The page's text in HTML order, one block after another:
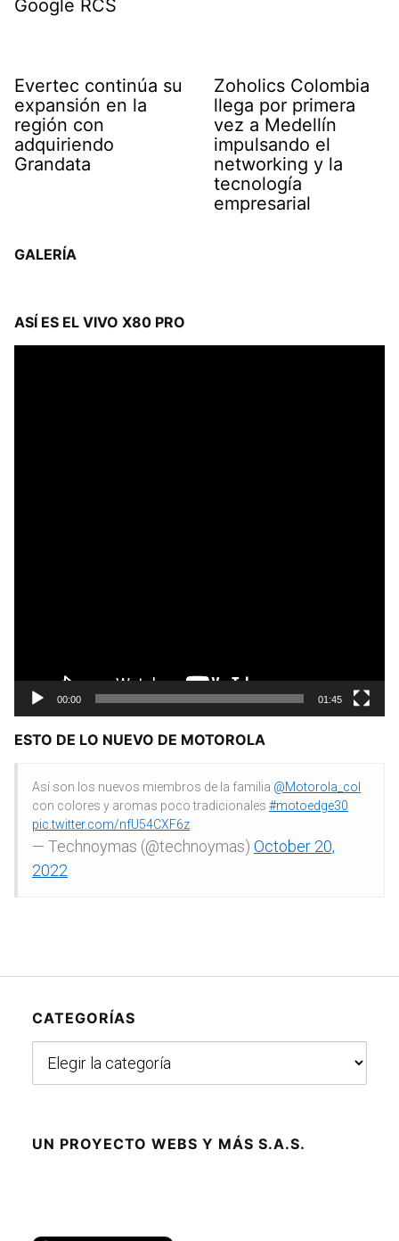
Google RCS
Evertec continúa su
expansión en la
región con
adquiriendo
Grandata
Zoholics Colombia
llega por primera
vez a Medellín
impulsando el
networking y la
tecnología
empresarial
GALERÍA
ASÍ ES EL VIVO X80 PRO
00:00 01:45
ESTO DE LO NUEVO DE MOTOROLA
Así son los nuevos miembros de la familia @Motorola_col
con colores y aromas poco tradicionales #motoedge30
pic.twitter.com/nfU54CXF6z
— Technoymas (@technoymas) October 20,
2022
CATEGORÍAS
UN PROYECTO WEBS Y MÁS S.A.S.